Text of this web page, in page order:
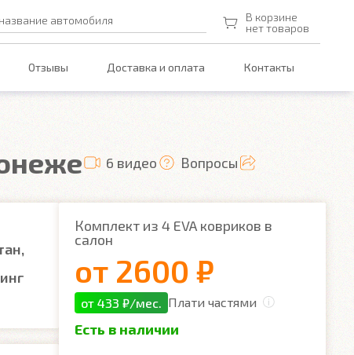
автомобиля
В корзине
нет товаров
Отзывы Доставка и оплата Контакты
6 видео Вопросы
Комплект из 4 EVA ковриков в
салон
от 2600 ₽
от 433 ₽/мес. Плати частями
Есть в наличии